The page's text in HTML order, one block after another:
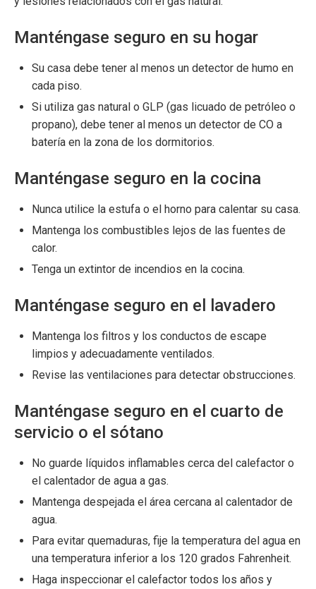
Manténgase seguro en su hogar
Su casa debe tener al menos un detector de humo en
cada piso.
Si utiliza gas natural o GLP (gas licuado de petróleo o
propano), debe tener al menos un detector de CO a
batería en la zona de los dormitorios.
Manténgase seguro en la cocina
Nunca utilice la estufa o el horno para calentar su casa.
Mantenga los combustibles lejos de las fuentes de
calor.
Tenga un extintor de incendios en la cocina.
Manténgase seguro en el lavadero
Mantenga los filtros y los conductos de escape
limpios y adecuadamente ventilados.
Revise las ventilaciones para detectar obstrucciones.
Manténgase seguro en el cuarto de
servicio o el sótano
No guarde líquidos inflamables cerca del calefactor o
el calentador de agua a gas.
Mantenga despejada el área cercana al calentador de
agua.
Para evitar quemaduras, fije la temperatura del agua en
una temperatura inferior a los 120 grados Fahrenheit.
Haga inspeccionar el calefactor todos los años y